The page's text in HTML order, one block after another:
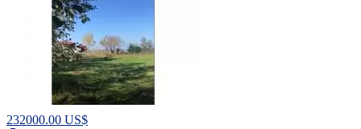
232000.00 US$